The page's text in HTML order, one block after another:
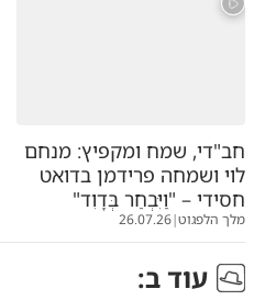
חב"די, שמח ומקפיץ: מנחם
לוי ושמחה פרידמן בדואט
חסידי – "וַיִּבְחַר בְּדָוִד"
מלך הלפגוט|
26.07.26
עוד ב: